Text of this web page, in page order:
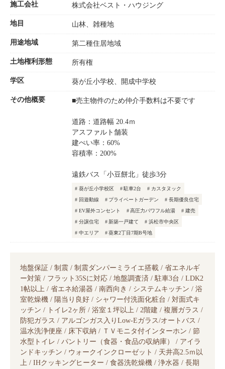
施工会社 株式会社ベスト・ハウジング
地目 山林、雑種地
用途地域 第二種住居地域
土地権利形態 所有権
学区 葵が丘小学校、開成中学校
その他概要 ■売主物件のため仲介手数料は不要です
道路：道路幅 20.4ｍ
アスファルト舗装
建ぺい率：60%
容積率：200%
遠鉄バス「小豆餅北」徒歩3分
葵が丘小学校区 駐車2台
カスタヌック
回遊動線
プライベートガーデン
長期優良住宅
EV屋外コンセント
高圧力パワフル給湯
建売
分譲住宅
新築一戸建て
浜松市中央区
中エリア
葵東2丁目7期B号地
地盤保証 / 制震 / 制震ダンパーミライエ搭載 / 省エネルギ
ー対策 / フラット35Sに対応 / 地盤調査済 / 駐車3台 / LDK2
1帖以上 / 省エネ給湯器 / 南西向き / システムキッチン / 浴
室乾燥機 / 陽当り良好 / シャワー付洗面化粧台 / 対面式キ
ッチン / トイレ2ヶ所 / 浴室１坪以上 / 2階建 / 複層ガラス /
防犯ガラス / アルゴンガス入りLow-Eガラス/オートバス /
温水洗浄便座 / 床下収納 / ＴＶモニタ付インターホン / 節
水型トイレ / パントリー（食器・食品の収納庫） / アイラ
ンドキッチン / ウォークインクローゼット / 天井高2.5ｍ以
上 / IHクッキングヒーター / 食器洗乾燥機 / 浄水器 / 長期